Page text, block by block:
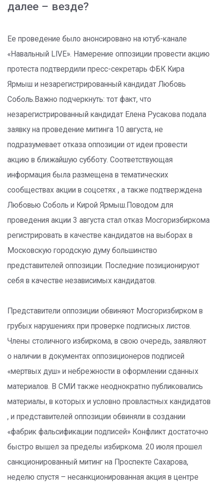
далее – везде?
Ее проведение было анонсировано на ютуб-канале
«Навальный LIVE». Намерение оппозиции провести акцию
протеста подтвердили пресс-секретарь ФБК Кира
Ярмыш и незарегистрированный кандидат Любовь
Соболь.Важно подчеркнуть: тот факт, что
незарегистрированный кандидат Елена Русакова подала
заявку на проведение митинга 10 августа, не
подразумевает отказа оппозиции от идеи провести
акцию в ближайшую субботу. Соответствующая
информация была размещена в тематических
сообществах акции в соцсетях , а также подтверждена
Любовью Соболь и Кирой Ярмыш.Поводом для
проведения акции 3 августа стал отказ Мосгоризбиркома
регистрировать в качестве кандидатов на выборах в
Московскую городскую думу большинство
представителей оппозиции. Последние позиционируют
себя в качестве независимых кандидатов.
Представители оппозиции обвиняют Мосгоризбирком в
грубых нарушениях при проверке подписных листов.
Члены столичного избиркома, в свою очередь, заявляют
о наличии в документах оппозиционеров подписей
«мертвых душ» и небрежности в оформлении сданных
материалов. В СМИ также неоднократно публиковались
материалы, в которых и условно провластных кандидатов
, и представителей оппозиции обвиняли в создании
«фабрик фальсификации подписей» Конфликт достаточно
быстро вышел за пределы избиркома. 20 июля прошел
санкционированный митинг на Проспекте Сахарова,
неделю спустя – несанкционированная акция в центре